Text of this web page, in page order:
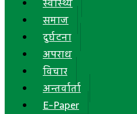
समाज
दुर्घटना
अपराध
विचार
अन्तर्वार्ता
E-Paper